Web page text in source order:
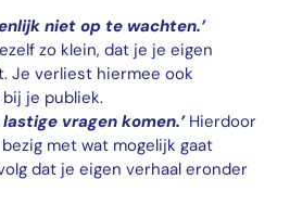
niet op te wachten.’
zo klein, dat je je eigen
Je verliest hiermee ook
je publiek.
vragen komen.’Hierdoor
met wat mogelijk gaat
dat je eigen verhaal eronder